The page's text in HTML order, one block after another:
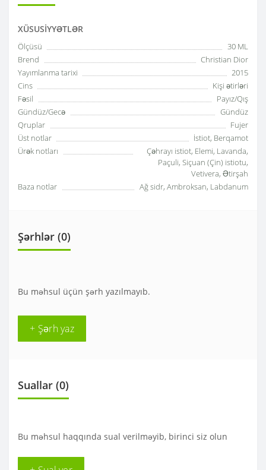
XÜSUSIYYƏTLƏR
Ölçüsü
30 ML
Brend
Christian Dior
Yayımlanma tarixi
2015
Cins
Kişi ətirləri
Fəsil
Payız/Qış
Gündüz/Gecə
Gündüz
Qruplar
Fujer
Üst notlar
İstiot, Berqamot
Ürək notları
Çəhrayı istiot, Elemi, Lavanda,
Paçuli, Siçuan (Çin) istiotu,
Vetivera, Ətirşah
Baza notlar
Ağ sidr, Ambroksan, Labdanum
Şərhlər (0)
Bu məhsul üçün şərh yazılmayıb.
+ Şərh yaz
Suallar (0)
Bu məhsul haqqında sual verilməyib, birinci siz olun